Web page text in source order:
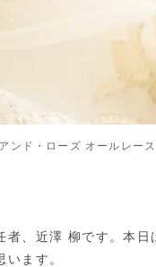
ンド・ローズ オールレー
、近澤 柳です。本
ます。